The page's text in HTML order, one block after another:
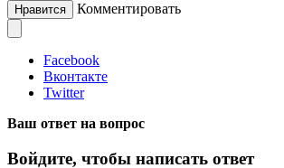
Нравится Комментировать
Facebook
Вконтакте
Twitter
Ваш ответ на вопрос
Войдите, чтобы написать ответ